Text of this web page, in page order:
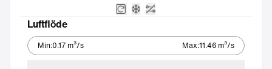
Luftflöde
Min:0.17m³/s Max:11.46 m³/s